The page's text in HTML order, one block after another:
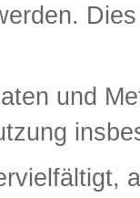
und